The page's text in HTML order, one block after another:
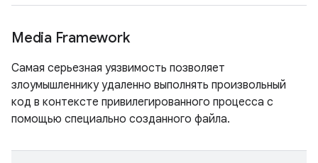
Media Framework
Самая серьезная уязвимость позволяет
злоумышленнику удаленно выполнять произвольный
код в контексте привилегированного процесса с
помощью специально созданного файла.